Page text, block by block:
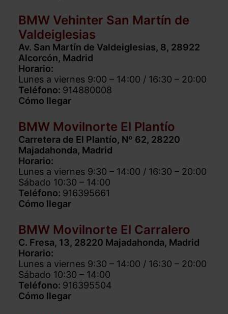
BMW Vehinter San Martín de
Valdeiglesias
Av. San Martín de Valdeiglesias, 8, 28922
Alcorcón, Madrid
Horario:
Lunes a viernes 9:00 – 14:00 / 16:30 – 20:00
Teléfono: 914880008
Cómo llegar
BMW Movilnorte El Plantío
Carretera de El Plantío, Nº 62, 28220
Majadahonda, Madrid
Horario:
Lunes a viernes 9:30 – 14:00 / 16:30 – 20:00
Sábado 10:30 – 14:00
Teléfono: 916395661
Cómo llegar
BMW Movilnorte El Carralero
C. Fresa, 13, 28220 Majadahonda, Madrid
Horario:
Lunes a viernes 9:30 – 14:00 / 16:30 – 20:00
Sábado 10:30 – 14:00
Teléfono: 916395504
Cómo llegar